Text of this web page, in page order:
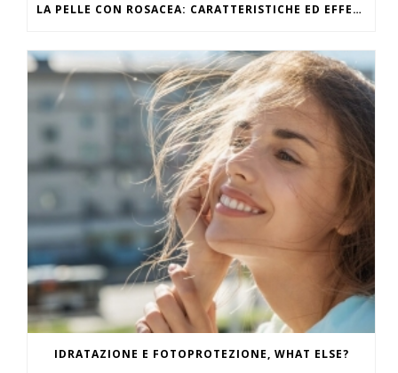
LA PELLE CON ROSACEA: CARATTERISTICHE ED EFFETTI DEL CALDO
IDRATAZIONE E FOTOPROTEZIONE, WHAT ELSE?